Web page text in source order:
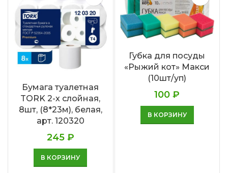
Бумага туалетная
TORK 2-х слойная,
8шт, (8*23м), белая,
арт. 120320
245 ₽
В КОРЗИНУ
Губка для посуды
«Рыжий кот» Макси
(10шт/уп)
100₽
В КОРЗИНУ